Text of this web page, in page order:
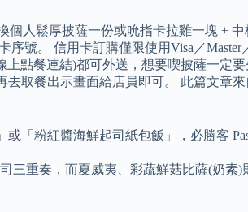
人鬆厚披薩一份或吮指卡拉雞一塊 +
號。 信用卡訂購僅限使用Visa／
點餐連結)都可外送，想要喫披薩一定
取餐出示畫面給店員即可。 此篇文章
「粉紅醬海鮮起司紙包飯」，必勝客
三重奏，而夏威夷、彩蔬鮮菇比薩(奶